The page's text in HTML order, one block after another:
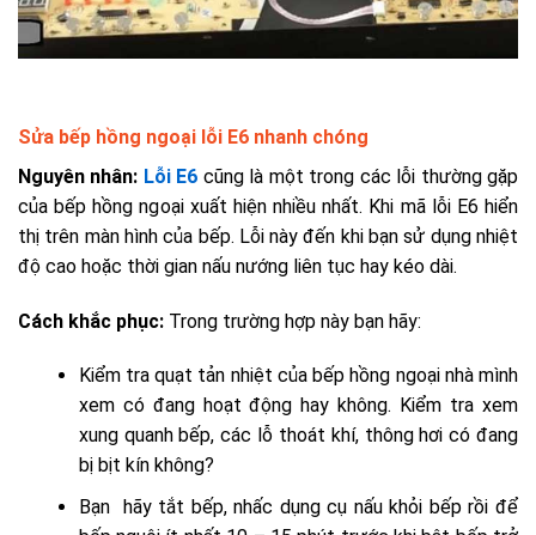
Sửa bếp hồng ngoại lỗi E6 nhanh chóng
Nguyên nhân: Lỗi E6 cũng là một trong các lỗi thường gặp
của bếp hồng ngoại xuất hiện nhiều nhất. Khi mã lỗi E6 hiển
thị trên màn hình của bếp. Lỗi này đến khi bạn sử dụng nhiệt
độ cao hoặc thời gian nấu nướng liên tục hay kéo dài.
Cách khắc phục: Trong trường hợp này bạn hãy:
Kiểm tra quạt tản nhiệt của bếp hồng ngoại nhà mình
xem có đang hoạt động hay không. Kiểm tra xem
xung quanh bếp, các lỗ thoát khí, thông hơi có đang
bị bịt kín không?
Bạn hãy tắt bếp, nhấc dụng cụ nấu khỏi bếp rồi để